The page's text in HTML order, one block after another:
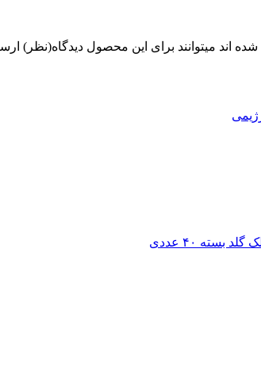
اند میتوانند برای این محصول دیدگاه(نظر)